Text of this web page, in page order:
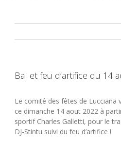
Bal et feu d’artifice du 14
Le comité des fêtes de Lucciana
ce dimanche 14 aout 2022 à
sportif Charles Galletti, pour le
DJ-Stintu suivi du feu d’artifice !